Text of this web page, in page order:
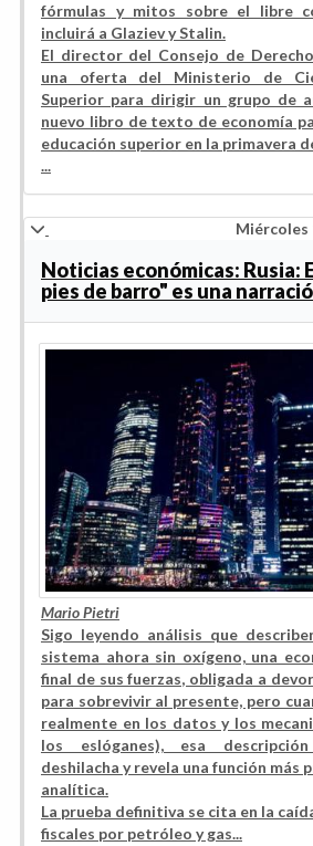
fórmulas y mitos sobre el libre
incluirá a Glaziev y Stalin.
El director del Consejo de
una oferta del Ministerio de
Superior para dirigir un grupo de
nuevo libro de texto de economía
educación superior en la primavera
...
Miércoles
Noticias económicas: Rusia:
pies de barro" es una
Mario Pietri
Sigo leyendo análisis que
sistema ahora sin oxígeno, una
final de sus fuerzas, obligada a
para sobrevivir al presente, pero
realmente en los datos y los
los eslóganes), esa
deshilacha y revela una función más
analítica.
La prueba definitiva se cita en la
fiscales por petróleo y gas...